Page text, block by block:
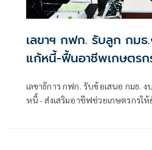
เลขาฯ กฟก. รับลูก กม
แก้หนี้-ฟื้นอาชีพเกษตรก
เลขาธิการ กฟก. รับข้อเสนอ กมธ.
หนี้ - ส่งเสริมอาชีฟช่วยเกษตรกรให้